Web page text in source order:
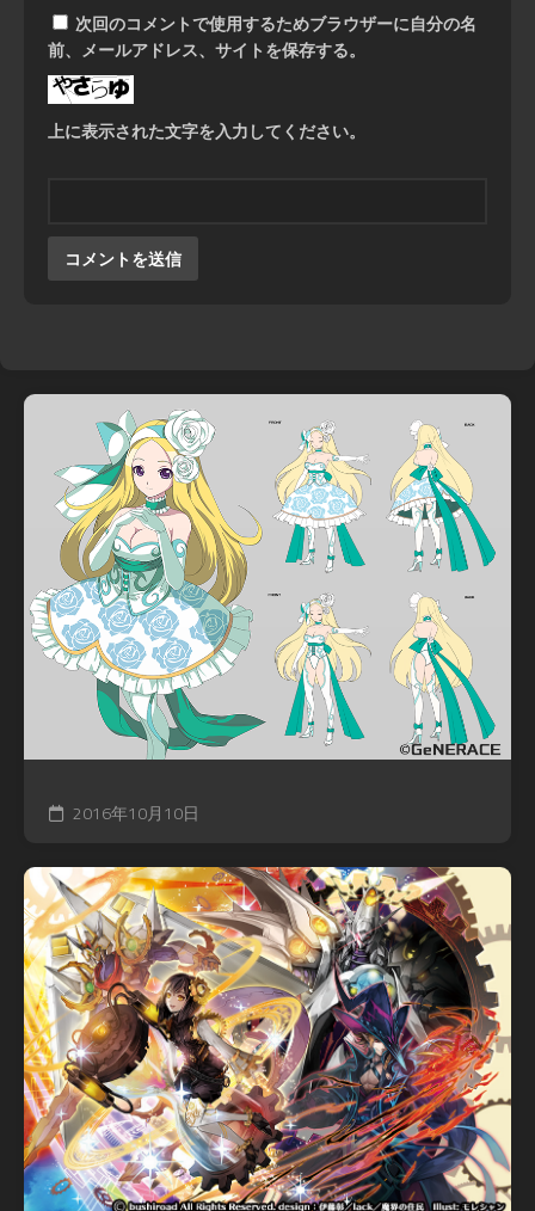
次回のコメントで使用するためブラウザーに自分の名
前、メールアドレス、サイトを保存する。
上に表示された文字を入力してください。
2016年10月10日